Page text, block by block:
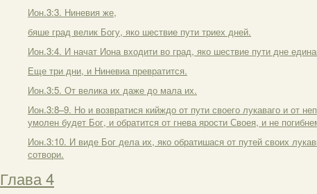
Ион.3:3. Ниневия же,
бяше град велик Богу, яко шествие пути триех дней.
Ион.3:4. И начат Иона входити во град, яко шествие пути дне
Еще три дни, и Ниневиа превратится.
Ион.3:5. От велика их даже до мала их.
Ион.3:8–9. Но и возвратися кийждо от пути своего лукаваго и от
умолен будет Бог, и обратится от гнева ярости Своея, и не
Ион.3:10. И виде Бог дела их, яко обратишася от путей своих
сотвори.
Глава 4